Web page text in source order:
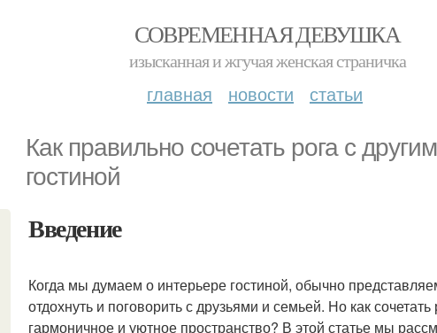
СОВРЕМЕННАЯ ДЕВУШКА
изысканная и жгучая женская страничка
главная новости статьи
Как правильно сочетать рога с
гостиной
Введение
Когда мы думаем о интерьере гостиной, обычно
отдохнуть и поговорить с друзьями и семьей. Но как сочетать
гармоничное и уютное пространство? В этой статье мы